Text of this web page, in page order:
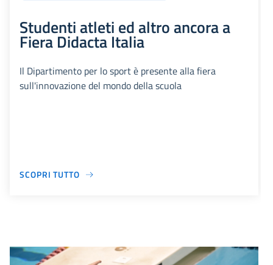
Studenti atleti ed altro ancora a
Fiera Didacta Italia
Il Dipartimento per lo sport è presente alla fiera
sull'innovazione del mondo della scuola
SCOPRI TUTTO